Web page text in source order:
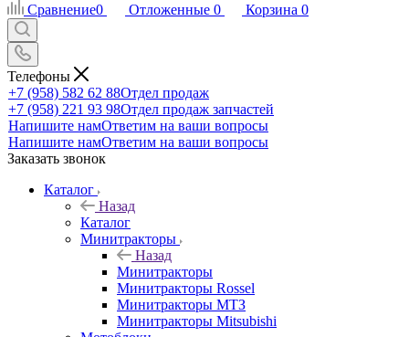
Сравнение0 Отложенные 0 Корзина 0
Телефоны
+7 (958) 582 62 88Отдел продаж
+7 (958) 221 93 98Отдел продаж запчастей
Напишите намОтветим на ваши вопросы
Напишите намОтветим на ваши вопросы
Заказать звонок
Каталог
Назад
Каталог
Минитракторы
Назад
Минитракторы
Минитракторы Rossel
Минитракторы МТЗ
Минитракторы Mitsubishi